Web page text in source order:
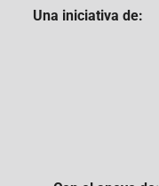
Una iniciativa de: